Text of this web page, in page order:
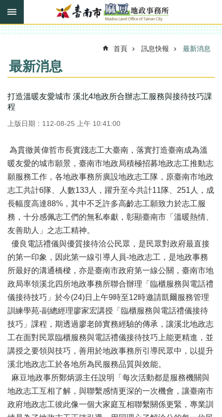
跳到主要內容區塊
搜
進
階
訊
息
報
關
簡
介
線
上
申
與
查
詢
便
民
服
務
民
意
交
流
下
專
區
首頁 訊息快報 最新消息
最新消息
打造溫暖友愛城市 溪北4地政所合辦志工服務與接待技巧課
程
上版日期：112-08-25 上午 10:41:00
為貫徹黃偉哲市長實踐志工大臺南，落實打造臺南成為溫
暖友愛的城市願景，臺南市地政局積極招募地政志工推動志
願服務工作，各地政事務所廣設地政志工隊，原臺南市地政
志工共計6隊、人數133人，躍升至今共計11隊、251人，成
長幅度高達88%，其中不乏許多高齡志工願致力於志工服
務，十分感佩志工們的無私奉獻，彰顯臺南市「溫暖熱情、
友善助人」之志工精神。
優良電話禮儀與優質接待洽公民眾，是民眾對政府最直接
的第一印象，因此第一線引導人員-地政志工，是地政事務
所最好的溝通橋樑，亦是臺南市政府第一線公關，臺南市地
政局率領溪北四所地政事務所聯合辦理「臨櫃服務與電話禮
儀接待技巧」於今(24)日上午9時至12時邀請凱爾服務管理
訓練學苑-副總經理廖家宏講授「臨櫃服務與電話禮儀接待
技巧」課程，期透過廖老師實務經驗的傳承，讓溪北地政志
工在面對民眾臨櫃服務與電話禮儀接待技巧上能更精進，並
講授之要領與技巧，善用於地政事務所引導民眾中，以提升
溪北地政志工於各地所為民服務品質與效能。
麻豆地政事所鄭炳源主任說明「每次活動都是服務機關與
地政志工互相了解，與聯繫感情更深的一次機會，讓臺南市
政府地政志工彼此像一個大家庭互相聯繫關係更緊，專業訓